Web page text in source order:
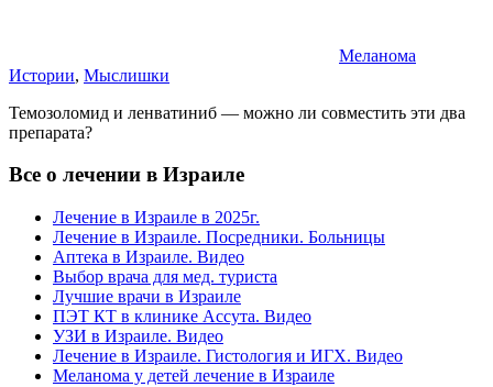
Меланома
Истории, Мыслишки
Темозоломид и ленватиниб — можно ли совместить эти два
препарата?
Все о лечении в Израиле
Лечение в Израиле в 2025г.
Лечение в Израиле. Посредники. Больницы
Аптека в Израиле. Видео
Выбор врача для мед. туриста
Лучшие врачи в Израиле
ПЭТ КТ в клинике Ассута. Видео
УЗИ в Израиле. Видео
Лечение в Израиле. Гистология и ИГХ. Видео
Меланома у детей лечение в Израиле